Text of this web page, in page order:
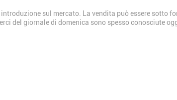
sul mercato. La vendita può essere sotto
del giornale di domenica sono spesso conosciute